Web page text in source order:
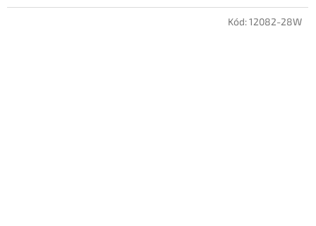
Kód:12082-28W